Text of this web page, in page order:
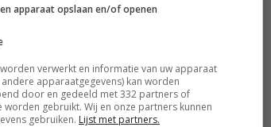
nodig is om kabels van HD
een adviesprijs van 399,00
apparaat opslaan en/of openen
verwerkt en informatie van uw apparaat
apparaatgegevens) kan worden
door en gedeeld met 332 partners of
gebruikt. Wij en onze partners kunnen
gebruiken. Lijst met partners.